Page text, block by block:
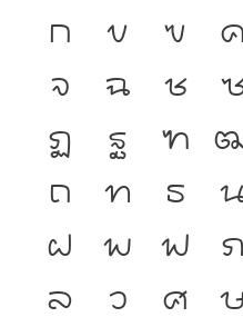
ก ข ฃ ค
จ
ฉ ช
ฏ
ฐ ฑ
ถ
ท ธ
ฝ
พ ฟ ภ
ล
ว ศ